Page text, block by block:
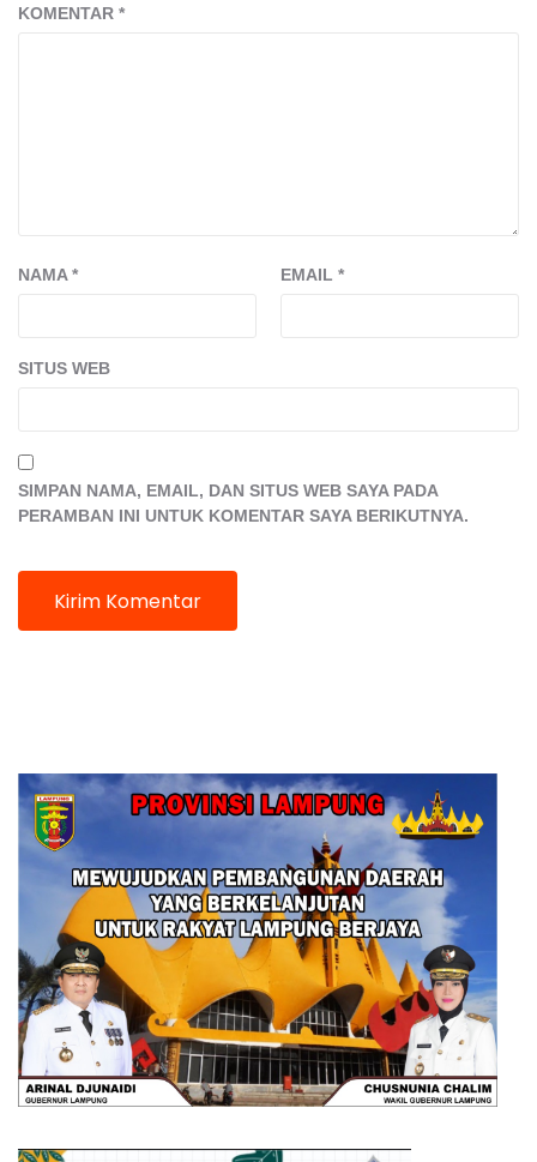
KOMENTAR *
NAMA* EMAIL *
SITUS WEB
SIMPAN NAMA, EMAIL, DAN SITUS WEB SAYA PADA
PERAMBAN INI UNTUK KOMENTAR SAYA BERIKUTNYA.